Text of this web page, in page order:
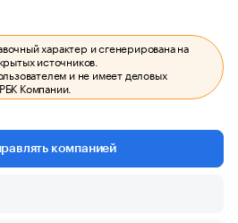
характер и сгенерирована на
источников.
и не имеет деловых
Компании.
компанией